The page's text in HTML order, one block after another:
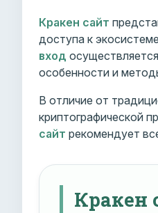
Кракен сайт
доступа к
вход
особенности и
В отличие от
криптографической
сайт рекомендует
Кракен